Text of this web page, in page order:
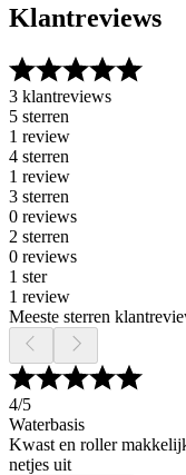
Klantreviews
3 klantreviews
5 sterren
1 review
4 sterren
1 review
3 sterren
0 reviews
2 sterren
0 reviews
1 ster
1 review
Meeste sterren
4/5
Waterbasis
Kwast en roller
netjes uit